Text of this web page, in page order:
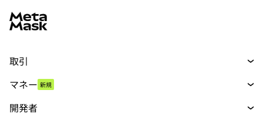
取引
パーペチュアル
マネー 新規
開発者